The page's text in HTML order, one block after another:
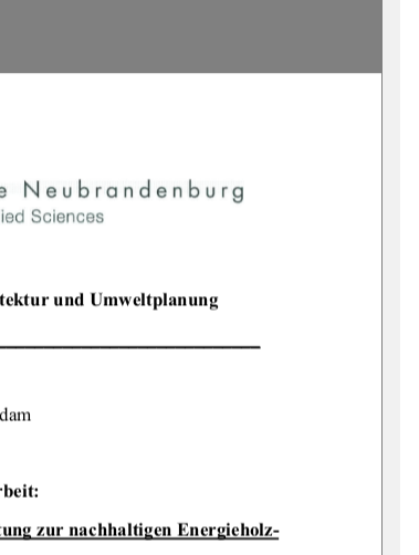
und Umweltplanung
zur nachhaltigen Energieholz-